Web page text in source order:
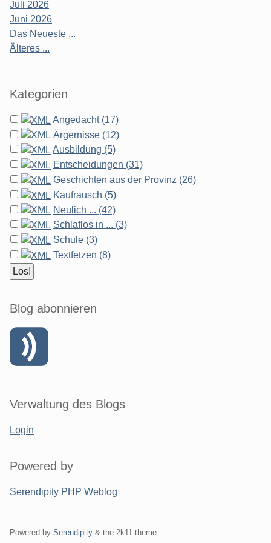
Juli 2026
Juni 2026
Das Neueste ...
Älteres ...
Kategorien
Angedacht (17)
Ärgernisse (12)
Ausbildung (5)
Entscheidungen (31)
Geschichten aus der Provinz (26)
Kaufrausch (5)
Neulich ... (42)
Schlaflos in ... (3)
Schule (3)
Textfetzen (8)
Blog abonnieren
Verwaltung des Blogs
Login
Powered by
Serendipity PHP Weblog
Powered by Serendipity & the 2k11 theme.